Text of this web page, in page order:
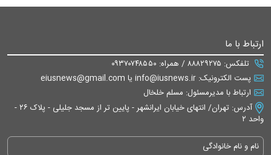
ارتباط با ما
تلفکس: ۸۸۸۲۹۲۷۵ / همراه: ۰۹۳۷۰۷۴۸۵۵۰
پست الکترونیک: info@iusnews.ir یا eiusnews@gmail.com
ارتباط با مدیرمسئول: مسلم خلخال
آدرس: تهران/ انتهای خیابان ایرانشهر - پایین تر از مسجد جلیلی - پلاک ۲۶ -
واحد ۲